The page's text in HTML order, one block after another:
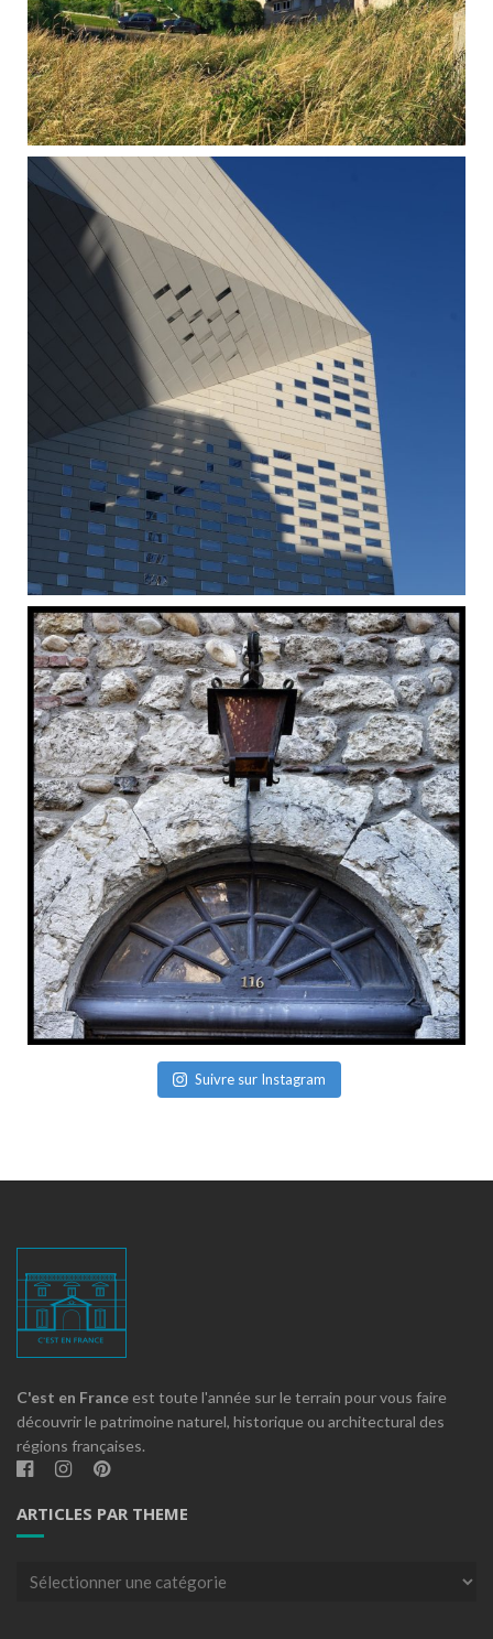
Suivre sur Instagram
C'est en France est toute l'année sur le terrain pour vous faire
découvrir le patrimoine naturel, historique ou architectural des
régions françaises.
ARTICLES PAR THEME
Articles